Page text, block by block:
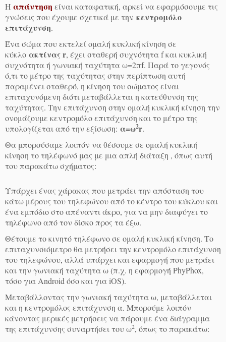
Η απάντηση είναι καταφατική, αρκεί να εφαρμόσουμε τις
γνώσεις που έχουμε σχετικά με την κεντρομόλο
επιτάχυνση.
Ένα σώμα που εκτελεί ομαλή κυκλική κίνηση σε
κύκλο ακτίνας r, έχει σταθερή συχνότητα f και κυκλική
συχνότητα ή γωνιακή ταχύτητα ω=2πf. Παρά το γεγονός
ό,τι το μέτρο της ταχύτητας στην περίπτωση αυτή
παραμένει σταθερό, η κίνηση του σώματος είναι
επιταχυνόμενη διότι μεταβάλλεται η κατεύθυνση της
ταχύτητας. Την επιτάχυνση στην ομαλή κυκλική κίνηση την
ονομάζουμε κεντρομόλο επιτάχυνση και το μέτρο της
υπολογίζεται από την εξίσωση: α=ω2r.
Θα μπορούσαμε λοιπόν να θέσουμε σε ομαλή κυκλική
κίνηση το τηλέφωνό μας με μια απλή διάταξη , όπως αυτή
του παρακάτω σχήματος:
Υπάρχει ένας χάρακας που μετράει την απόσταση του
κάτω μέρους του τηλεφώνου από το κέντρο του κύκλου και
ένα εμπόδιο στο απέναντι άκρο, για να μην διαφύγει το
τηλέφωνο από τον δίσκο προς τα έξω.
Θέτουμε το κινητό τηλέφωνο σε ομαλή κυκλική κίνηση. Το
επιταχυνσιόμετρο θα μετρήσει την κεντρομόλο επιτάχυνση
του τηλεφώνου, αλλά υπάρχει και εφαρμογή που μετράει
και την γωνιακή ταχύτητα ω (π.χ. η εφαρμογή PhyPhox,
τόσο για Android όσο και για iOS).
Μεταβάλλοντας την γωνιακή ταχύτητα ω, μεταβάλλεται
και η κεντρομόλος επιτάχυνση α. Μπορούμε λοιπόν
κάνοντας μερικές μετρήσεις να πάρουμε ένα διάγραμμα
της επιτάχυνσης συναρτήσει του ω2, όπως το παρακάτω: